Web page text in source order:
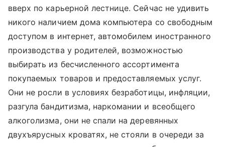
вверх по карьерной лестнице. Сейчас не удивить
никого наличием дома компьютера со свободным
доступом в интернет, автомобилем иностранного
производства у родителей, возможностью
выбирать из бесчисленного ассортимента
покупаемых товаров и предоставляемых услуг.
Они не росли в условиях безработицы, инфляции,
разгула бандитизма, наркомании и всеобщего
алкоголизма, они не спали на деревянных
двухъярусных кроватях, не стояли в очереди за